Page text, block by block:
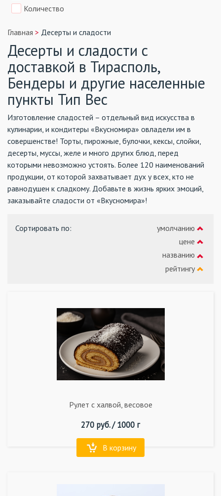
Количество
Главная Десерты и сладости
Десерты и сладости с
доставкой в Тирасполь,
Бендеры и другие населенные
пункты Тип Вес
Изготовление сладостей – отдельный вид искусства в
кулинарии, и кондитеры «Вкусномира» овладели им в
совершенстве! Торты, пирожные, булочки, кексы, слойки,
десерты, муcсы, желе и много других блюд, перед
которыми невозможно устоять. Более 120 наименований
продукции, от которой захватывает дух у всех, кто не
равнодушен к сладкому. Добавьте в жизнь ярких эмоций,
заказывайте сладости от «Вкусномира»!
Сортировать по:
умолчанию
цене
названию
рейтингу
Рулет с халвой, весовое
270 руб. /1000 г
В корзину